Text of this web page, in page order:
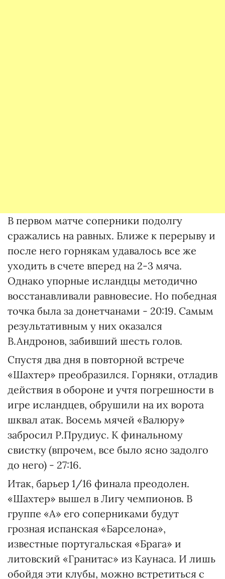
В первом матче соперники подолгу
сражались на равных. Ближе к перерыву и
после него горнякам удавалось все же
уходить в счете вперед на 2-3 мяча.
Однако упорные исландцы методично
восстанавливали равновесие. Но победная
точка была за донетчанами - 20:19. Самым
результативным у них оказался
В.Андронов, забивший шесть голов.
Спустя два дня в повторной встрече
«Шахтер» преобразился. Горняки, отладив
действия в обороне и учтя погрешности в
игре исландцев, обрушили на их ворота
шквал атак. Восемь мячей «Валюру»
забросил Р.Прудиус. К финальному
свистку (впрочем, все было ясно задолго
до него) - 27:16.
Итак, барьер 1/16 финала преодолен.
«Шахтер» вышел в Лигу чемпионов. В
группе «А» его соперниками будут
грозная испанская «Барселона»,
известные португальская «Брага» и
литовский «Гранитас» из Каунаса. И лишь
обойдя эти клубы, можно встретиться с